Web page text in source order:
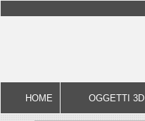
HOME OGGETTI 3D